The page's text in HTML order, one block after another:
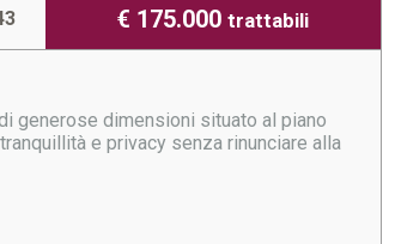
€ 175.000trattabili
generose dimensioni situato al piano
e privacy senza rinunciare alla